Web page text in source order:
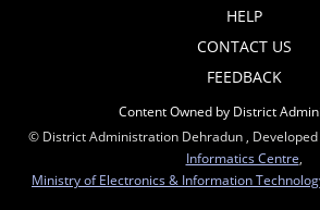
HELP
CONTACT US
FEEDBACK
Content Owned by District
© District Administration Dehradun ,
Informatics Centre
Ministry of Electronics & Information